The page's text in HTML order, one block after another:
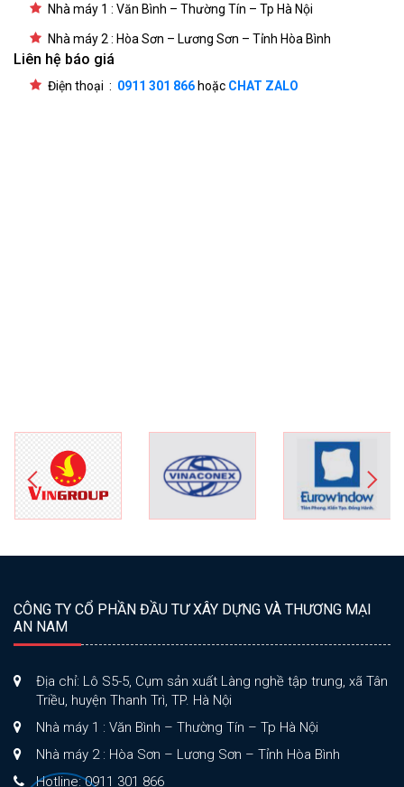
Nhà máy 1 : Văn Bình – Thường Tín – Tp Hà Nội
Nhà máy 2 : Hòa Sơn – Lương Sơn – Tỉnh Hòa Bình
Liên hệ báo giá
Điện thoại : 0911 301 866hoặc CHAT ZALO
CÔNG TY CỔ PHẦN ĐẦU TƯ XÂY DỰNG VÀ THƯƠNG MẠI
AN NAM
Địa chỉ: Lô S5-5, Cụm sản xuất Làng nghề tập trung, xã Tân
Triều, huyện Thanh Trì, TP. Hà Nội
Nhà máy 1 : Văn Bình – Thường Tín – Tp Hà Nội
Nhà máy 2 : Hòa Sơn – Lương Sơn – Tỉnh Hòa Bình
Hotline: 0911 301 866